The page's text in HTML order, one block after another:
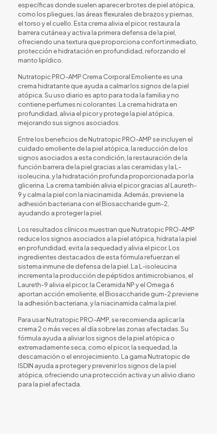
específicas donde suelen aparecer brotes de piel atópica,
como los pliegues, las áreas flexurales de brazos y piernas,
el torso y el cuello. Esta crema alivia el picor, restaura la
barrera cutánea y activa la primera defensa de la piel,
ofreciendo una textura que proporciona confort inmediato,
protección e hidratación en profundidad, reforzando el
manto lipídico.
Nutratopic PRO-AMP Crema Corporal Emoliente es una
crema hidratante que ayuda a calmar los signos de la piel
atópica. Su uso diario es apto para toda la familia y no
contiene perfumes ni colorantes. La crema hidrata en
profundidad, alivia el picor y protege la piel atópica,
mejorando sus signos asociados.
Entre los beneficios de Nutratopic PRO-AMP se incluyen el
cuidado emoliente de la piel atópica, la reducción de los
signos asociados a esta condición, la restauración de la
función barrera de la piel gracias a las ceramidas y la L-
isoleucina, y la hidratación profunda proporcionada por la
glicerina. La crema también alivia el picor gracias al Laureth-
9 y calma la piel con la niacinamida. Además, previene la
adhesión bacteriana con el Biosaccharide gum-2,
ayudando a proteger la piel.
Los resultados clínicos muestran que Nutratopic PRO-AMP
reduce los signos asociados a la piel atópica, hidrata la piel
en profundidad, evita la sequedad y alivia el picor. Los
ingredientes destacados de esta fórmula refuerzan el
sistema inmune de defensa de la piel. La L-isoleucina
incrementa la producción de péptidos antimicrobianos, el
Laureth-9 alivia el picor, la Ceramida NP y el Omega 6
aportan acción emoliente, el Biosaccharide gum-2 previene
la adhesión bacteriana, y la niacinamida calma la piel.
Para usar Nutratopic PRO-AMP, se recomienda aplicar la
crema 2 o más veces al día sobre las zonas afectadas. Su
fórmula ayuda a aliviar los signos de la piel atópica o
extremadamente seca, como el picor, la sequedad, la
descamación o el enrojecimiento. La gama Nutratopic de
ISDIN ayuda a proteger y prevenir los signos de la piel
atópica, ofreciendo una protección activa y un alivio diario
para la piel afectada.